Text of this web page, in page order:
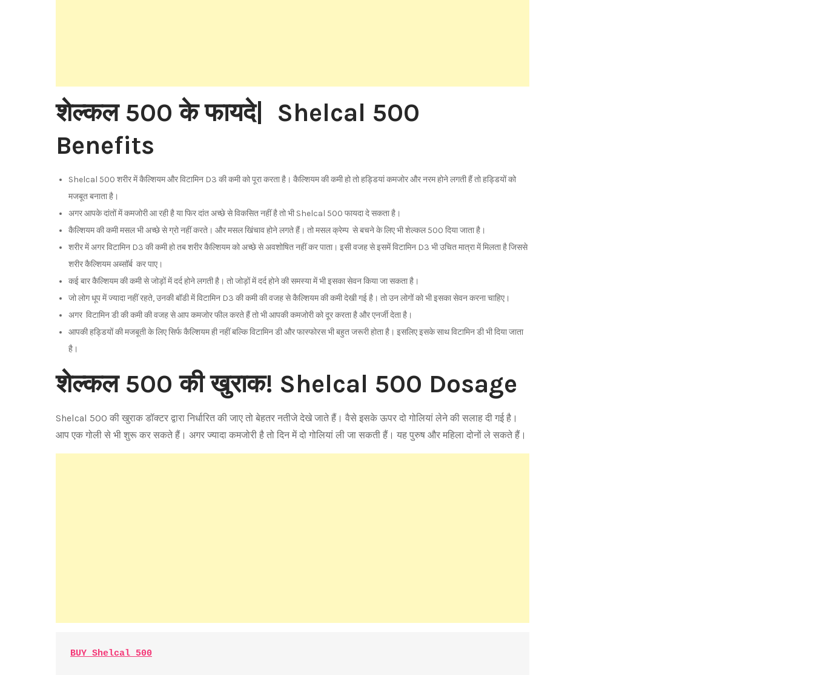
शेल्कल 500 के फायदे| Shelcal 500
Benefits
Shelcal 500 शरीर में कैल्शियम और विटामिन D3 की कमी को पूरा करता है। कैल्शियम की कमी हो तो हड्डियां कमजोर और नरम होने लगती हैं तो हड्डियों को
मजबूत बनाता है।
अगर आपके दांतों में कमजोरी आ रही है या फिर दांत अच्छे से विकसित नहीं है तो भी Shelcal 500 फायदा दे सकता है।
कैल्शियम की कमी मसल भी अच्छे से ग्रो नहीं करते। और मसल खिंचाव होने लगते हैं। तो मसल क्रेम्प से बचने के लिए भी शेल्कल 500 दिया जाता है।
शरीर में अगर विटामिन D3 की कमी हो तब शरीर कैल्शियम को अच्छे से अवशोषित नहीं कर पाता। इसी वजह से इसमें विटामिन D3 भी उचित मात्रा में मिलता है जिससे
शरीर कैल्शियम अब्सॉर्ब कर पाए।
कई बार कैल्शियम की कमी से जोड़ों में दर्द होने लगती है। तो जोड़ों में दर्द होने की समस्या में भी इसका सेवन किया जा सकता है।
जो लोग धूप में ज्यादा नहीं रहते, उनकी बॉडी में विटामिन D3 की कमी की वजह से कैल्शियम की कमी देखी गई है। तो उन लोगों को भी इसका सेवन करना चाहिए।
अगर विटामिन डी की कमी की वजह से आप कमजोर फील करते हैं तो भी आपकी कमजोरी को दूर करता है और एनर्जी देता है।
आपकी हड्डियों की मजबूती के लिए सिर्फ कैल्शियम ही नहीं बल्कि विटामिन डी और फास्फोरस भी बहुत जरूरी होता है। इसलिए इसके साथ विटामिन डी भी दिया जाता
है।
शेल्कल 500 की खुराक! Shelcal 500 Dosage
Shelcal 500 की खुराक डॉक्टर द्वारा निर्धारित की जाए तो बेहतर नतीजे देखे जाते हैं। वैसे इसके ऊपर दो गोलियां लेने की सलाह दी गई है।
आप एक गोली से भी शुरू कर सकते हैं। अगर ज्यादा कमजोरी है तो दिन में दो गोलियां ली जा सकती हैं। यह पुरुष और महिला दोनों ले सकते हैं।
BUY Shelcal 500